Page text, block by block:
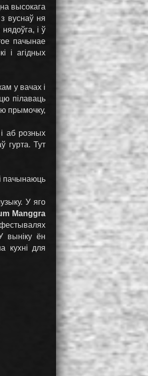
высокага
вуснаў ня
і ў
пачынае
і агідных
у вачах і
пілаваць
прымочку,
аб розных
гурта. Тут
пачынаюць
У яго
Manggra
выніку ён
кухні для